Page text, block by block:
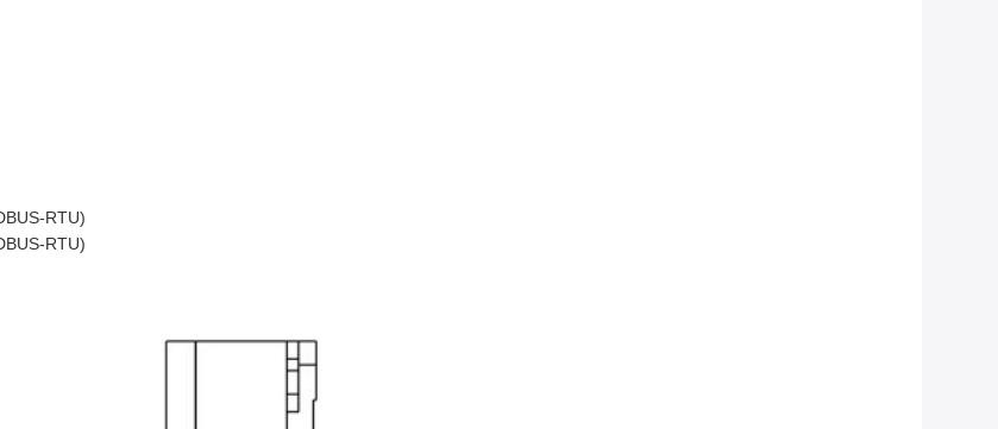
RTU)
RTU)